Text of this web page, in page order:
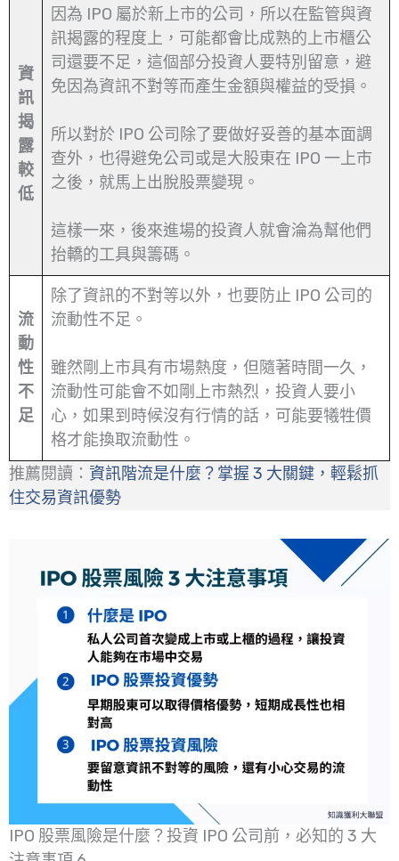
資
訊
揭
露
較
低
因為 IPO 屬於新上市的公司，所以在監管與資
訊揭露的程度上，可能都會比成熟的上市櫃公
司還要不足，這個部分投資人要特別留意，避
免因為資訊不對等而產生金額與權益的受損。
所以對於 IPO 公司除了要做好妥善的基本面調
查外，也得避免公司或是大股東在 IPO 一上市
之後，就馬上出脫股票變現。
這樣一來，後來進場的投資人就會淪為幫他們
抬轎的工具與籌碼。
流
動
性
不
足
除了資訊的不對等以外，也要防止 IPO 公司的
流動性不足。
雖然剛上市具有市場熱度，但隨著時間一久，
流動性可能會不如剛上市熱烈，投資人要小
心，如果到時候沒有行情的話，可能要犧牲價
格才能換取流動性。
推薦閱讀： 資訊階流是什麼？掌握 3 大關鍵，輕鬆抓
住交易資訊優勢
IPO 股票風險是什麼？投資 IPO 公司前，必知的 3 大